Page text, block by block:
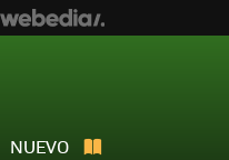
NUEVO